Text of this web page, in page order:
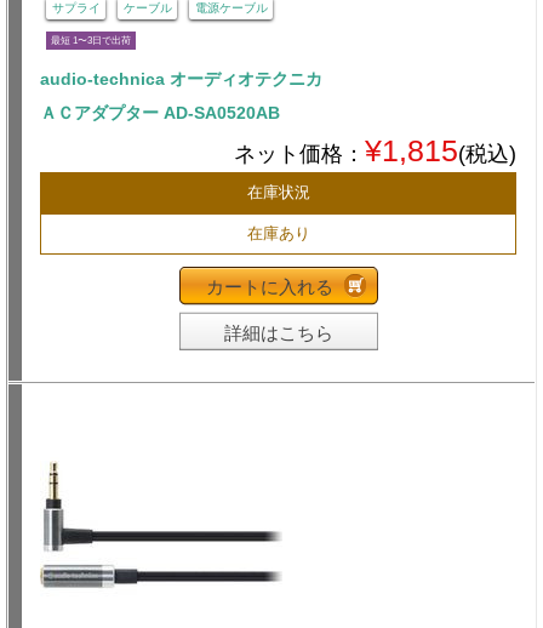
サプライ ケーブル 電源ケーブル
最短 1〜3日で出荷
audio-technica オーディオテクニカ
ＡＣアダプター AD-SA0520AB
ネット価格： ¥1,815(税込)
在庫状況
在庫あり
カートに入れる
詳細はこちら